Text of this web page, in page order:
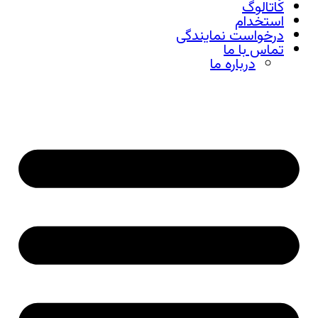
کاتالوگ
استخدام
درخواست نمایندگی
تماس با ما
درباره ما